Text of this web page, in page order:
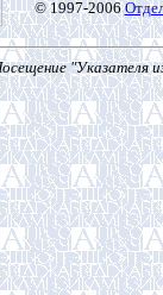
© 1997-2006
"Указателя